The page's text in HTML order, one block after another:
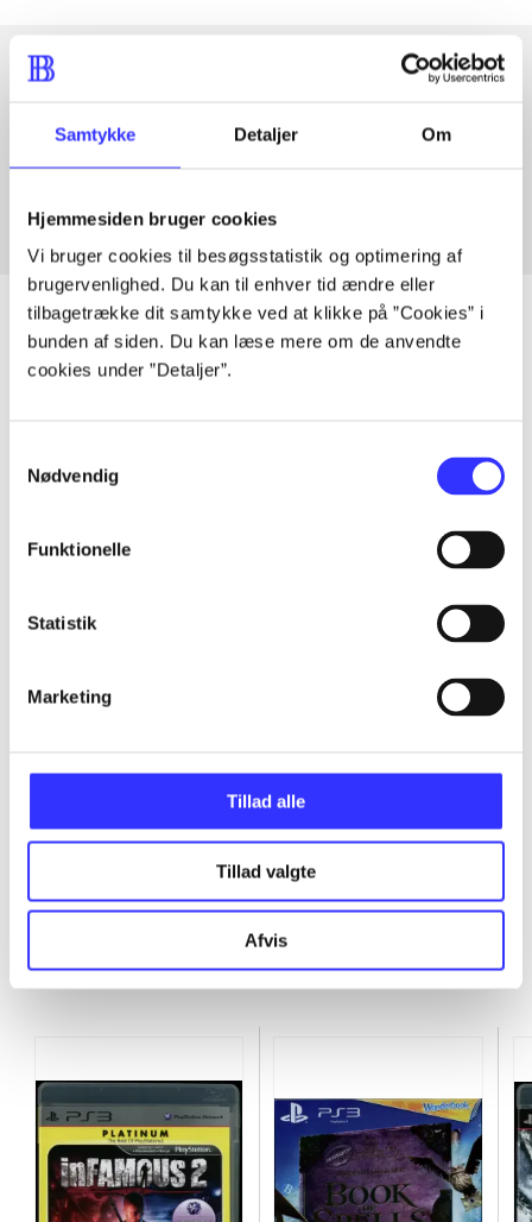
Samtykke Detaljer Om
Hjemmesiden bruger cookies
Vi bruger cookies til besøgsstatistik og optimering af
brugervenlighed. Du kan til enhver tid ændre eller
tilbagetrække dit samtykke ved at klikke på ”Cookies” i
bunden af siden. Du kan læse mere om de anvendte
cookies under ”Detaljer”.
Nødvendig
Funktionelle
Statistik
Marketing
Tillad alle
Tillad valgte
Afvis
Artikler med samme emner
Minder om